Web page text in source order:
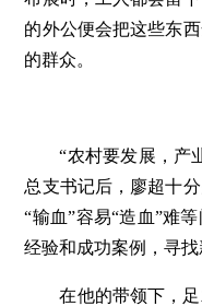
的外公便会把这些东
的群众。
“农村要发展，产
总支书记后，廖超十
“输血”容易“造血”难
经验和成功案例，寻找
在他的带领下，